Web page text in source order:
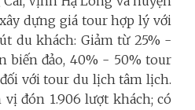
dựng giá tour hợp lý với
du khách: Giảm từ 25% -
biến đảo, 40% - 50% tour
với tour du lịch tâm lịch.
đón 1.906 lượt khách; có